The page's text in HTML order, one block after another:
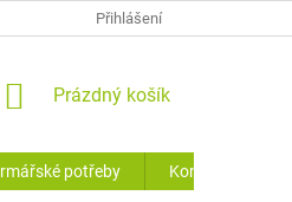
HODNOCENÍ OBCHODU
Přihlášení
NÁKUPNÍ
Prázdný košík
potřeby Kontakty